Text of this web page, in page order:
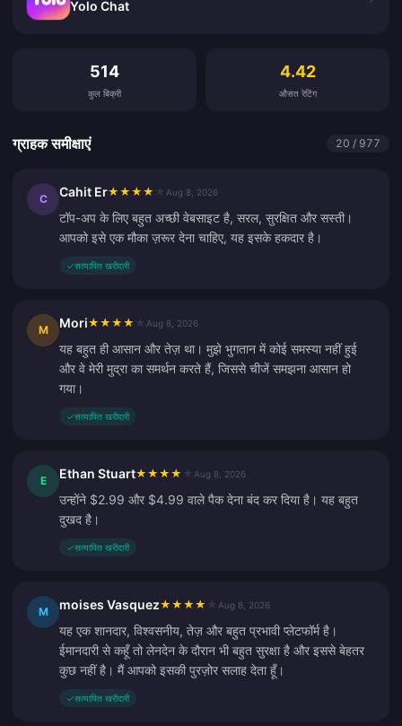
Yolo Chat
514
कुल बिक्री
4.42
औसत रेटिंग
ग्राहक समीक्षाएं 20 / 977
C Cahit Er★ ★ ★ ★ Aug 8, 2026
टॉप-अप के लिए बहुत अच्छी वेबसाइट है, सरल, सुरक्षित और सस्ती।
आपको इसे एक मौका ज़रूर देना चाहिए, यह इसके हकदार है।
✓सत्यापित खरीदारी
M Mori★ ★ ★ ★ Aug 8, 2026
यह बहुत ही आसान और तेज़ था। मुझे भुगतान में कोई समस्या नहीं हुई
और वे मेरी मुद्रा का समर्थन करते हैं, जिससे चीजें समझना आसान हो
गया।
✓सत्यापित खरीदारी
E Ethan Stuart★ ★ ★ ★ Aug 8, 2026
उन्होंने $2.99 और $4.99 वाले पैक देना बंद कर दिया है। यह बहुत
दुखद है।
✓सत्यापित खरीदारी
M moises Vasquez★ ★ ★ ★ Aug 8, 2026
यह एक शानदार, विश्वसनीय, तेज़ और बहुत प्रभावी प्लेटफॉर्म है।
ईमानदारी से कहूँ तो लेनदेन के दौरान भी बहुत सुरक्षा है और इससे बेहतर
कुछ नहीं है। मैं आपको इसकी पुरज़ोर सलाह देता हूँ।
✓सत्यापित खरीदारी